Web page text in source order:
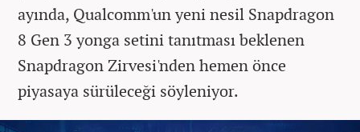
ayında, Qualcomm'un yeni nesil Snapdragon
8 Gen 3 yonga setini tanıtması beklenen
Snapdragon Zirvesi'nden hemen önce
piyasaya sürüleceği söyleniyor.